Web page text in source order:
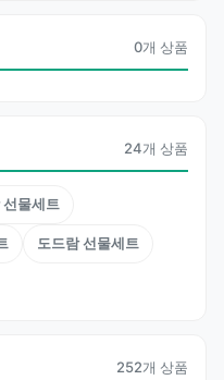
0개 상품
24개 상품
물세트
도드람 선물세트
252개 상품